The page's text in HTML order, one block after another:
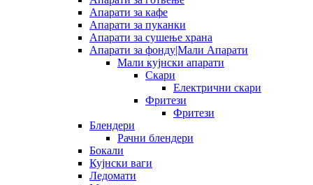
Апарати за кафе
Апарати за пуканки
Апарати за сушење храна
Апарати за фонду|Мали Апарати
Мали кујнски апарати
Скари
Електрични скари
Фритези
Фритези
Блендери
Рачни блендери
Бокали
Кујнски ваги
Ледомати